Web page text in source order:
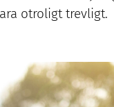
otroligt trevligt.